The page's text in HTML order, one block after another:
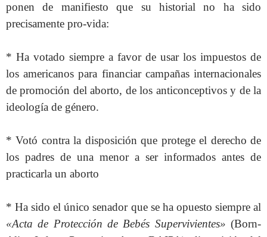
ponen de manifiesto que su historial no ha sido
precisamente pro-vida:
* Ha votado siempre a favor de usar los impuestos de
los americanos para financiar campañas internacionales
de promoción del aborto, de los anticonceptivos y de la
ideología de género.
* Votó contra la disposición que protege el derecho de
los padres de una menor a ser informados antes de
practicarla un aborto
* Ha sido el único senador que se ha opuesto siempre al
«Acta de Protección de Bebés Supervivientes» (Born-